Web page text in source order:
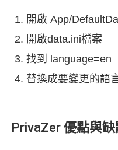
開啟 App/
開啟data.ini檔案
找到 language=en
替換成要變更的語
PrivaZer 優點與缺